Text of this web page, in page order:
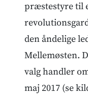
præstestyre til
den åndelige
Mellemøsten.
valg handler
maj 2017 (se